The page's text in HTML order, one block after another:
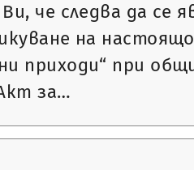
че следва да се
на
приходи“ при
за…